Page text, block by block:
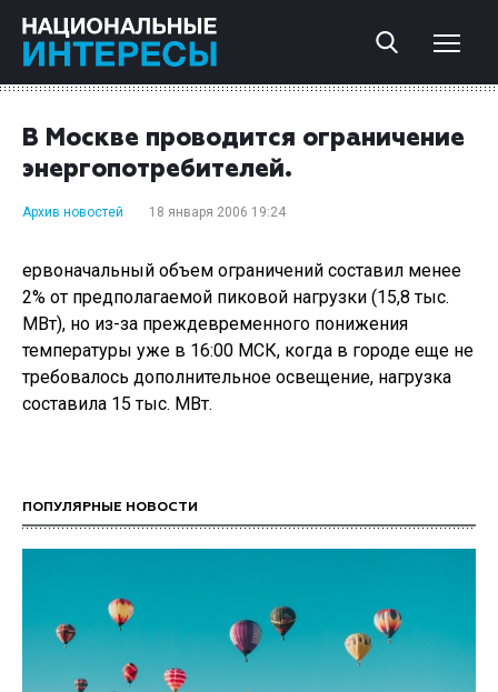
В Москве проводится ограничение
энергопотребителей.
Архив новостей 18 января 2006 19:24
ервоначальный объем ограничений составил менее
2% от предполагаемой пиковой нагрузки (15,8 тыс.
МВт), но из-за преждевременного понижения
температуры уже в 16:00 МСК, когда в городе еще не
требовалось дополнительное освещение, нагрузка
составила 15 тыс. МВт.
ПОПУЛЯРНЫЕ НОВОСТИ